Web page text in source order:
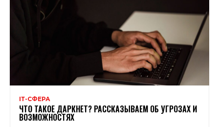
ІТ-СФЕРА
ЧТО ТАКОЕ ДАРКНЕТ? РАССКАЗЫВАЕМ ОБ УГРОЗАХ И
ВОЗМОЖНОСТЯХ